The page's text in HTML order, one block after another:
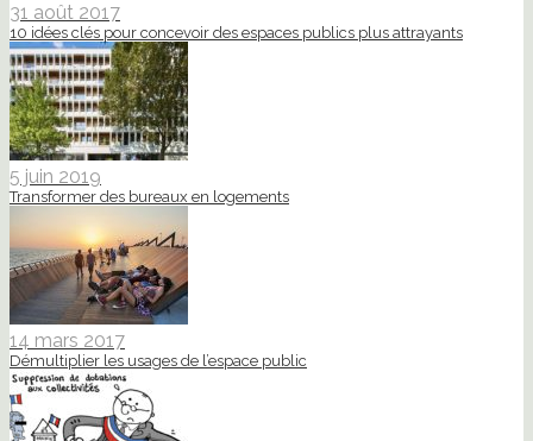
31 août 2017
10 idées clés pour concevoir des espaces publics plus attrayants
5 juin 2019
Transformer des bureaux en logements
14 mars 2017
Démultiplier les usages de l’espace public